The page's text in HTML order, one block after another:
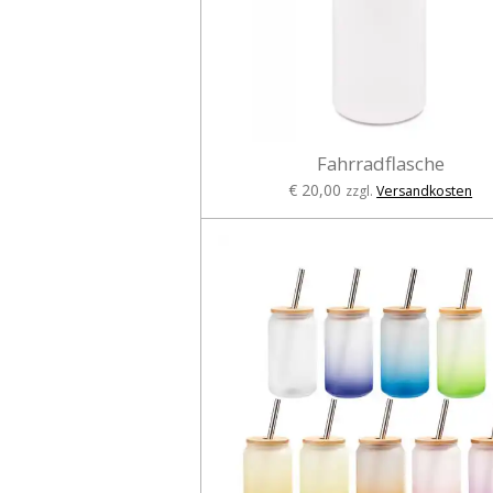
Fahrradflasche
€ 20,00 zzgl.Versandkosten